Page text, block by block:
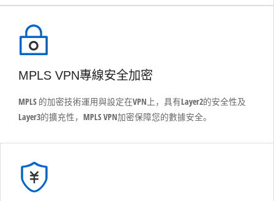
MPLS VPN專線安全加密
MPLS 的加密技術運用與設定在VPN上，具有Layer2的安全性及
Layer3的擴充性，MPLS VPN加密保障您的數據安全。